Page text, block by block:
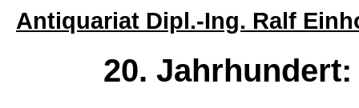
Antiquariat Dipl.-Ing. Ralf
20.